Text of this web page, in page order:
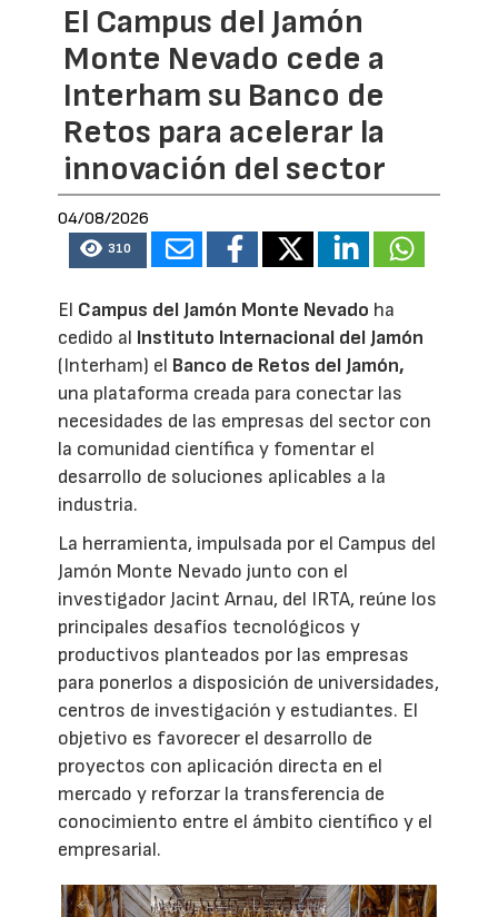
El Campus del Jamón
Monte Nevado cede a
Interham su Banco de
Retos para acelerar la
innovación del sector
04/08/2026
310
El Campus del Jamón Monte Nevado ha
cedido al Instituto Internacional del Jamón
(Interham) el Banco de Retos del Jamón,
una plataforma creada para conectar las
necesidades de las empresas del sector con
la comunidad científica y fomentar el
desarrollo de soluciones aplicables a la
industria.
La herramienta, impulsada por el Campus del
Jamón Monte Nevado junto con el
investigador Jacint Arnau, del IRTA, reúne los
principales desafíos tecnológicos y
productivos planteados por las empresas
para ponerlos a disposición de universidades,
centros de investigación y estudiantes. El
objetivo es favorecer el desarrollo de
proyectos con aplicación directa en el
mercado y reforzar la transferencia de
conocimiento entre el ámbito científico y el
empresarial.